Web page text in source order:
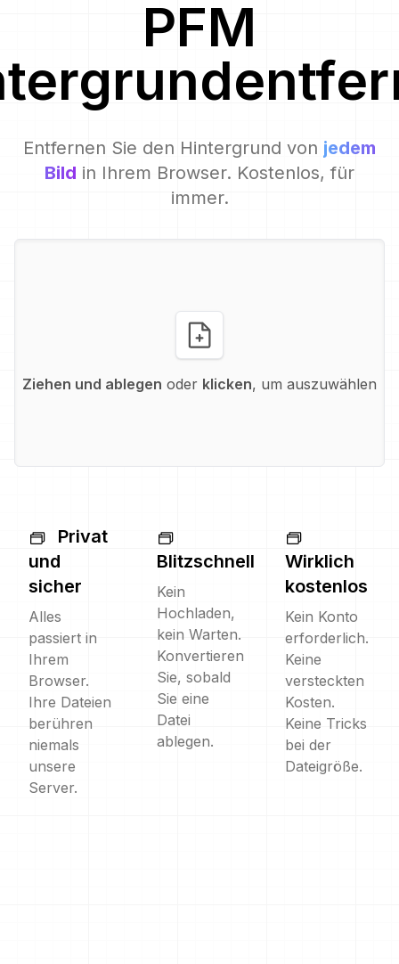
PFM
Entfernen Sie den Hintergrund von jedem
Bild in Ihrem Browser. Kostenlos, für
immer.
Ziehen und ablegen oder klicken, um auszuwählen
Privat
und
sicher
Alles
passiert in
Ihrem
Browser.
Ihre Dateien
berühren
niemals
unsere
Server.
Blitzschnell
Kein
Hochladen,
kein Warten.
Konvertieren
Sie, sobald
Sie eine
Datei
ablegen.
Wirklich
kostenlos
Kein Konto
erforderlich.
Keine
versteckten
Kosten.
Keine Tricks
bei der
Dateigröße.